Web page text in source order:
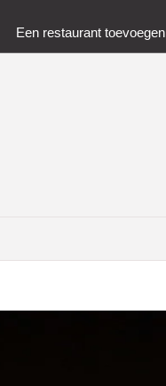
Een restaurant toevoegen